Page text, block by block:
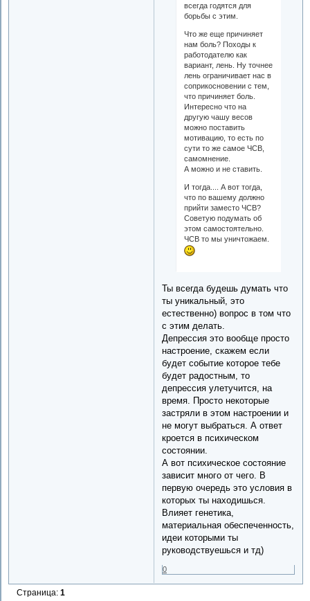
всегда годятся для
борьбы с этим.
Что же еще причиняет
нам боль? Походы к
работодателю как
вариант, лень. Ну точнее
лень ограничивает нас в
соприкосновении с тем,
что причиняет боль.
Интересно что на
другую чашу весов
можно поставить
мотивацию, то есть по
сути то же самое ЧСВ,
самомнение.
А можно и не ставить.
И тогда.... А вот тогда,
что по вашему должно
прийти заместо ЧСВ?
Советую подумать об
этом самостоятельно.
ЧСВ то мы уничтожаем.
Ты всегда будешь думать что
ты уникальный, это
естественно) вопрос в том что
с этим делать.
Депрессия это вообще просто
настроение, скажем если
будет событие которое тебе
будет радостным, то
депрессия улетучится, на
время. Просто некоторые
застряли в этом настроении и
не могут выбраться. А ответ
кроется в психическом
состоянии.
А вот психическое состояние
зависит много от чего. В
первую очередь это условия в
которых ты находишься.
Влияет генетика,
материальная обеспеченность,
идеи которыми ты
руководствуешься и тд)
0
Страница:1